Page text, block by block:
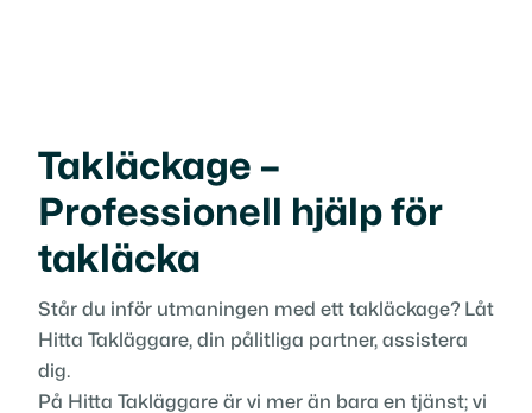
Takläckage –
Professionell hjälp för
takläcka
Står du inför utmaningen med ett takläckage? Låt
Hitta Takläggare, din pålitliga partner, assistera
dig.
På Hitta Takläggare är vi mer än bara en tjänst; vi